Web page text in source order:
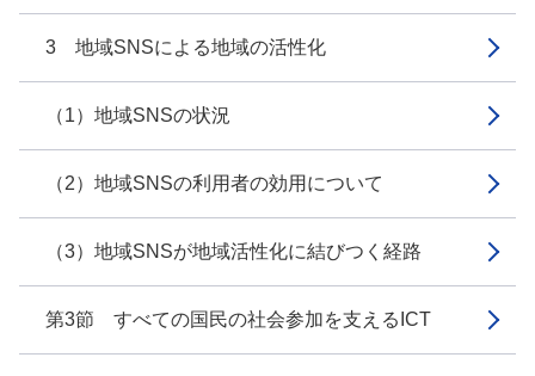
3 地域SNSによる地域の活性化
（1）地域SNSの状況
（2）地域SNSの利用者の効用について
（3）地域SNSが地域活性化に結びつく経路
第3節 すべての国民の社会参加を支えるICT